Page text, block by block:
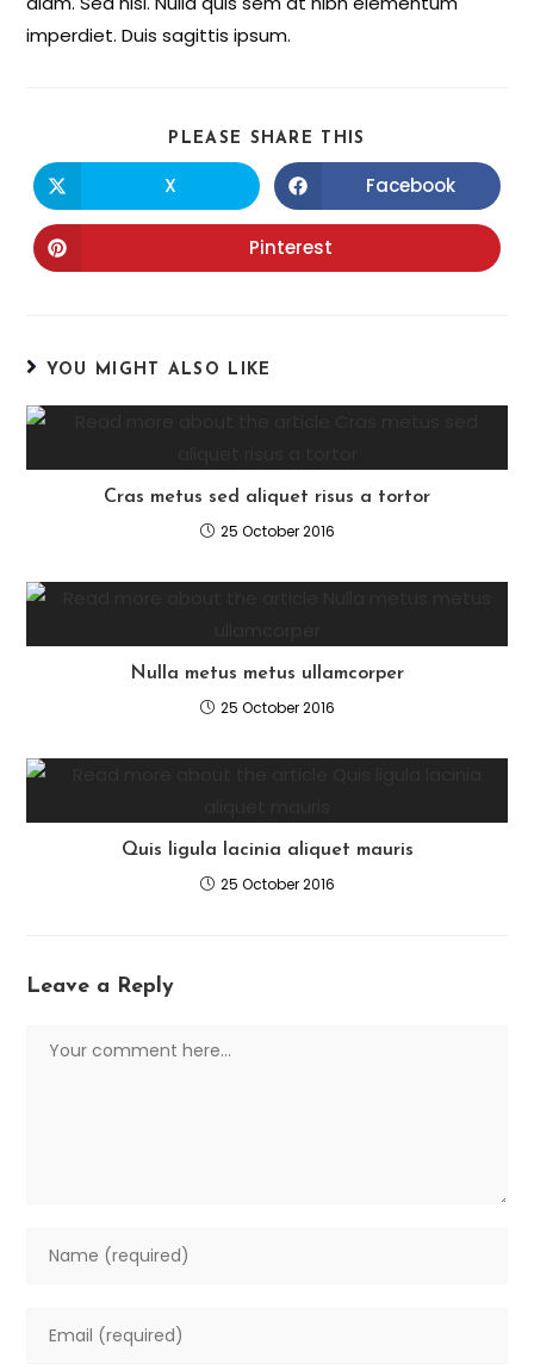
imperdiet. Duis sagittis ipsum.
PLEASE SHARE THIS
X Facebook
Pinterest
YOU MIGHT ALSO LIKE
Cras metus sed aliquet risus a tortor
25 October 2016
Nulla metus metus ullamcorper
25 October 2016
Quis ligula lacinia aliquet mauris
25 October 2016
Leave a Reply